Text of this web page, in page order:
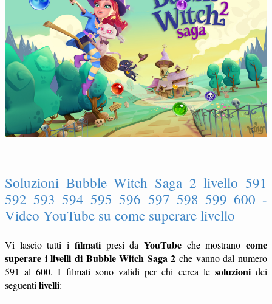
Soluzioni Bubble Witch Saga 2 livello 591
592 593 594 595 596 597 598 599 600 -
Video YouTube su come superare livello
Vi lascio tutti i filmatipresi da YouTubeche mostranocome
superare i livelli di Bubble Witch Saga 2 che vanno dal numero
591 al 600. I filmati sono validi per chi cerca le soluzionidei
seguenti livelli: